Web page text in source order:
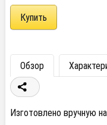
Обзор
Изготовлено вручную